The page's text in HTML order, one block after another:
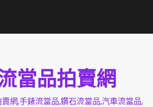
當品拍賣網
網,手錶流當品,鑽石流當品,汽車流當品,